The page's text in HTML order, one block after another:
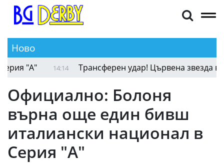
Ново
"А" Трансферен удар! Цървена звезда взе
Официално: Болоня
върна още един бивш
италиански национал в
Серия "А"